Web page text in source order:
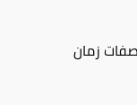
زمان